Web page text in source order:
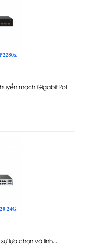
mạch Gigabit PoE
lựa chọn và linh...